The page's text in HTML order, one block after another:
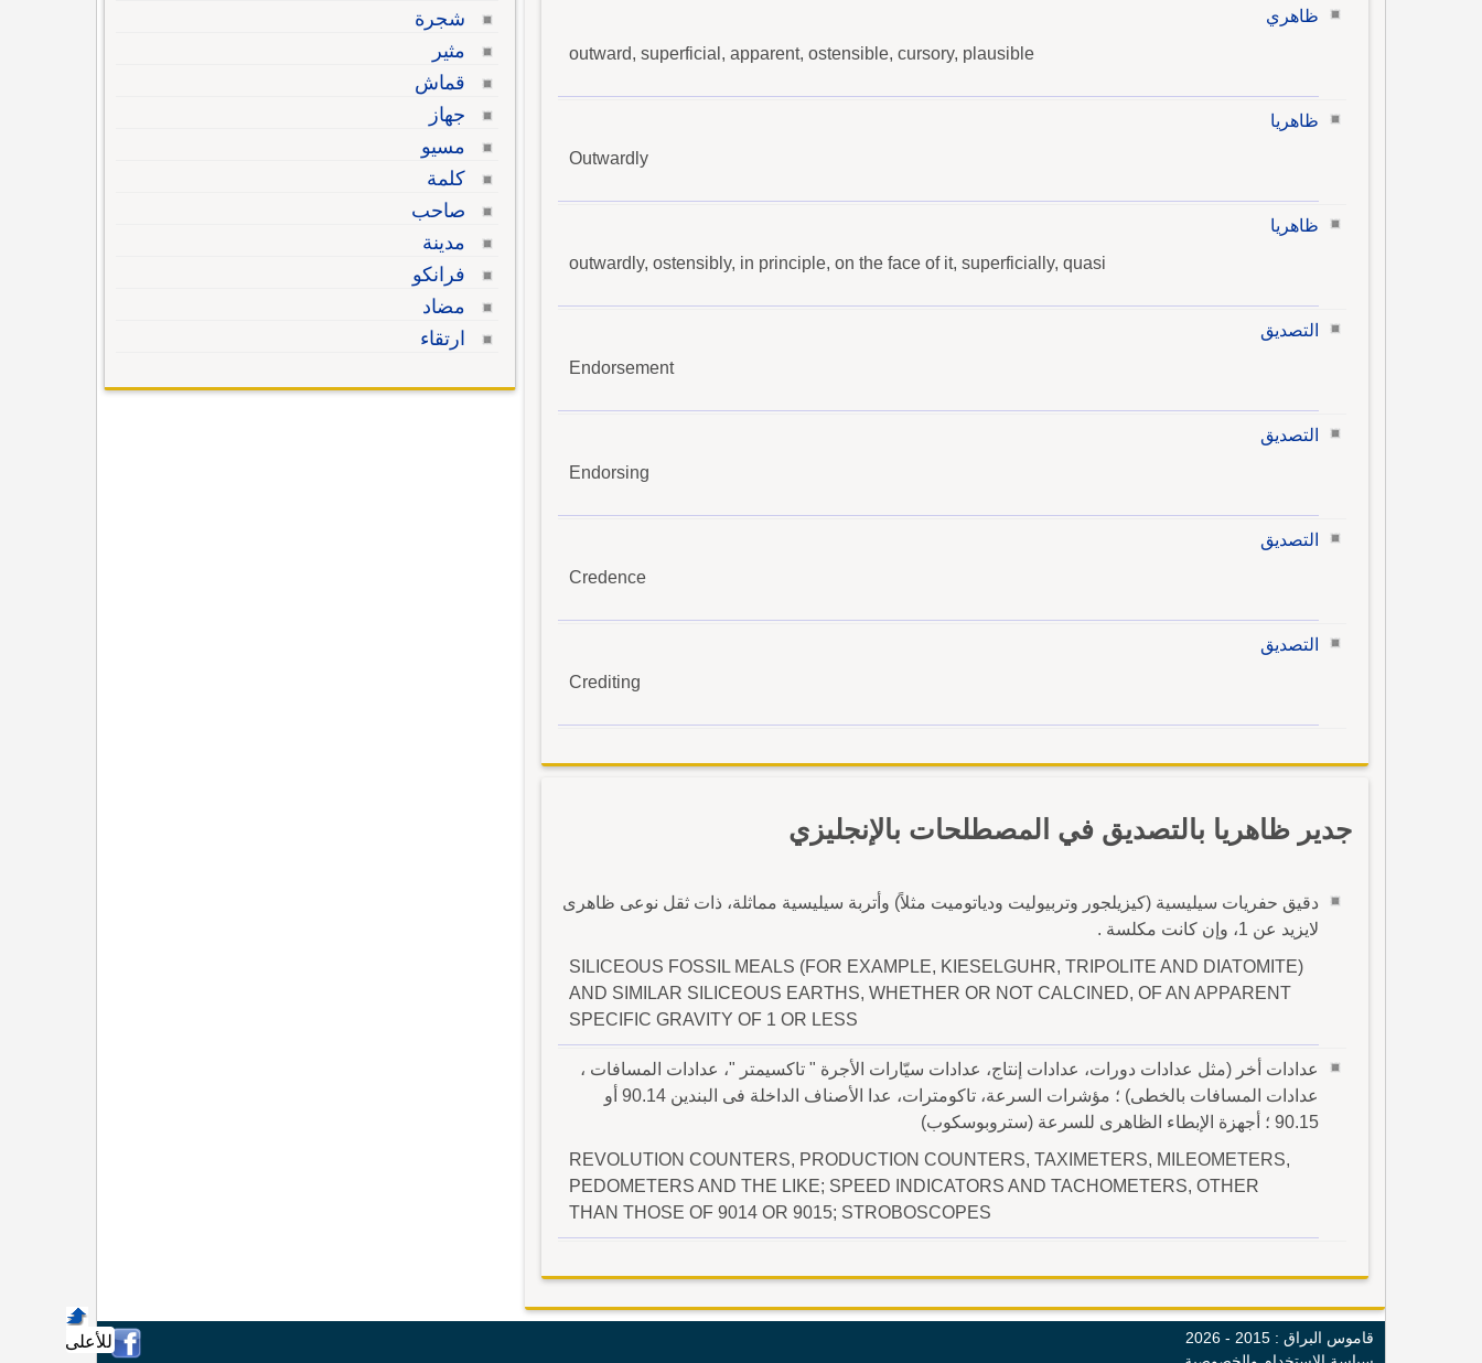
ظاهري
outward, superficial, apparent, ostensible, cursory, plausible
ظاهريا
Outwardly
ظاهريا
outwardly, ostensibly, in principle, on the face of it, superficially, quasi
التصديق
Endorsement
التصديق
Endorsing
التصديق
Credence
التصديق
Crediting
جدير ظاهريا بالتصديق في المصطلحات بالإنجليزي
دقيق حفريات سيليسية (كيزيلجور وتربيوليت ودياتوميت مثلاً) وأتربة سيليسية مماثلة، ذات ثقل نوعى ظاهرى
لايزيد عن 1، وإن كانت مكلسة .
SILICEOUS FOSSIL MEALS (FOR EXAMPLE, KIESELGUHR, TRIPOLITE AND DIATOMITE)
AND SIMILAR SILICEOUS EARTHS, WHETHER OR NOT CALCINED, OF AN APPARENT
SPECIFIC GRAVITY OF 1 OR LESS
عدادات أخر (مثل عدادات دورات، عدادات إنتاج، عدادات سيّارات الأجرة " تاكسيمتر "، عدادات المسافات ،
عدادات المسافات بالخطى) ؛ مؤشرات السرعة، تاكومترات، عدا الأصناف الداخلة فى البندين 90.14 أو
90.15 ؛ أجهزة الإبطاء الظاهرى للسرعة (ستروبوسكوب)
REVOLUTION COUNTERS, PRODUCTION COUNTERS, TAXIMETERS, MILEOMETERS,
PEDOMETERS AND THE LIKE; SPEED INDICATORS AND TACHOMETERS, OTHER
THAN THOSE OF 9014 OR 9015; STROBOSCOPES
شجرة
مثير
قماش
جهاز
مسيو
كلمة
صاحب
مدينة
فرانكو
مضاد
ارتقاء
للأعلى
قاموس البراق : 2015 - 2026